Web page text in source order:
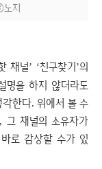
지
채널’ ‘친구찾기’의
명을 하지 않더라도
각한다. 위에서 볼 수
, 그 채널의 소유자가
로 감상할 수가 있